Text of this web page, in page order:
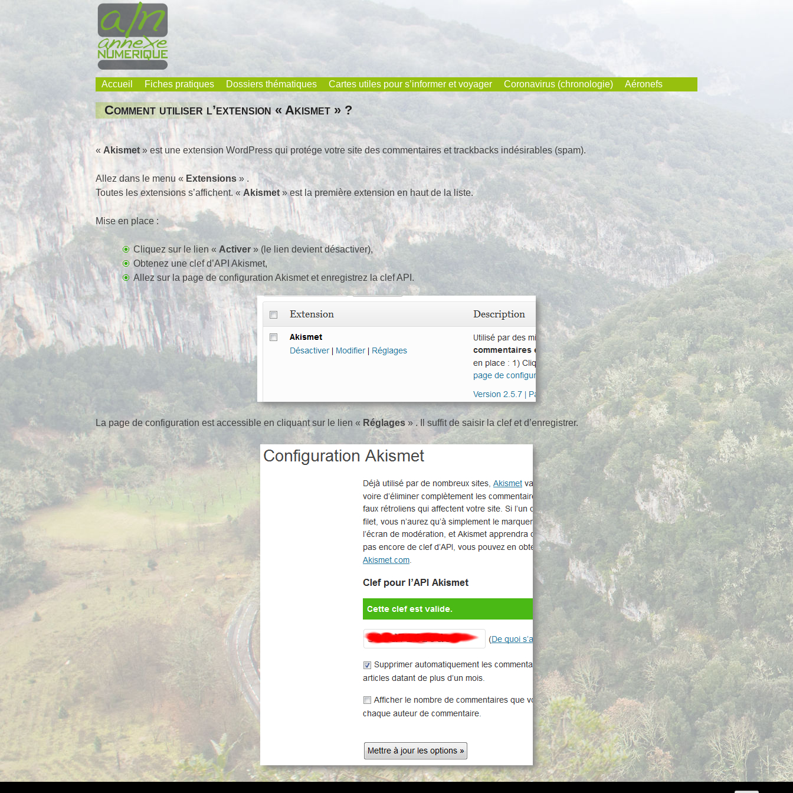
Skip
to
content
Annexe Numérique
Faites l'expérience de la simplicité
Accueil Fiches pratiques Dossiers thématiques Cartes utiles pour s’informer et voyager Coronavirus (chronologie) Aéronefs
Comment utiliser l’extension « Akismet » ?
« Akismet » est une extension WordPress qui protége votre site des commentaires et trackbacks indésirables (spam).
Allez dans le menu « Extensions » .
Toutes les extensions s’affichent. « Akismet » est la première extension en haut de la liste.
Mise en place :
Cliquez sur le lien « Activer » (le lien devient désactiver),
Obtenez une clef d’API Akismet,
Allez sur la page de configuration Akismet et enregistrez la clef API.
La page de configuration est accessible en cliquant sur le lien « Réglages» . Il suffit de saisir la clef et d’enregistrer.